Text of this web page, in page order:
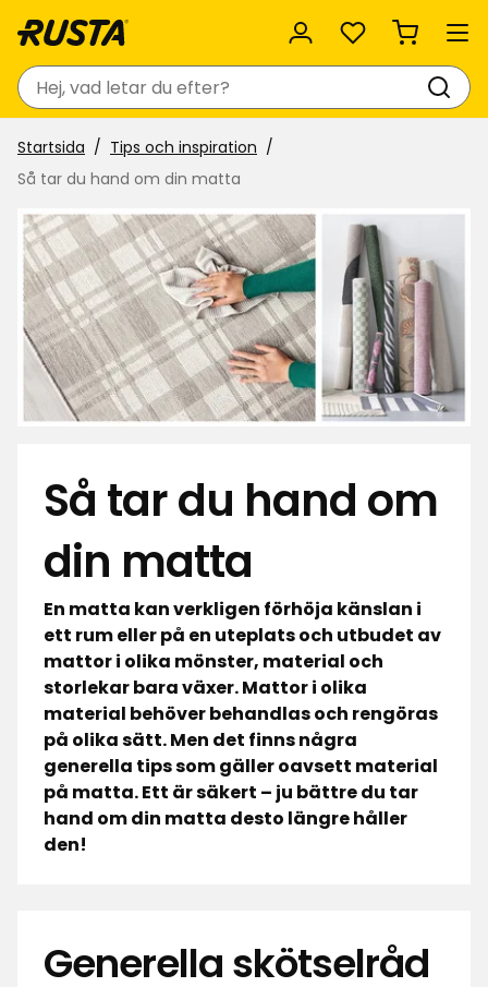
Favoriter
Sök
Startsida
Tips och inspiration
Så tar du hand om din matta
Så tar du hand om
din matta
En matta kan verkligen förhöja känslan i
ett rum eller på en uteplats och utbudet av
mattor i olika mönster, material och
storlekar bara växer. Mattor i olika
material behöver behandlas och rengöras
på olika sätt. Men det finns några
generella tips som gäller oavsett material
på matta. Ett är säkert – ju bättre du tar
hand om din matta desto längre håller
den!
Generella skötselråd